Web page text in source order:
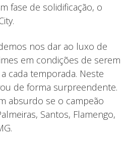
fase de solidificação, o
nos dar ao luxo de
em condições de serem
cada temporada. Neste
de forma surpreendente.
absurdo se o campeão
Santos, Flamengo,